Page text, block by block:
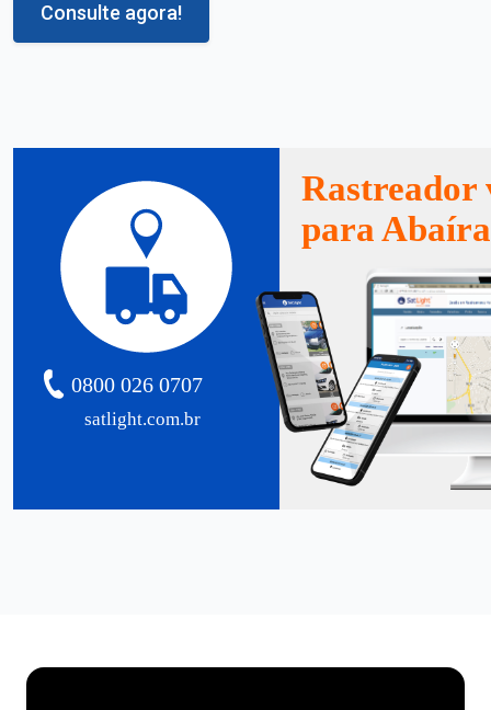
Consulte agora!
satlight.com.br
0800 026 0707
Rastreador
para Abaíra